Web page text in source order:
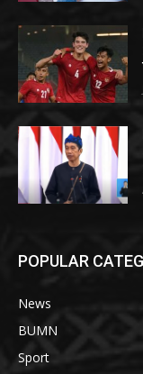
POPULAR
News
BUMN
Sport